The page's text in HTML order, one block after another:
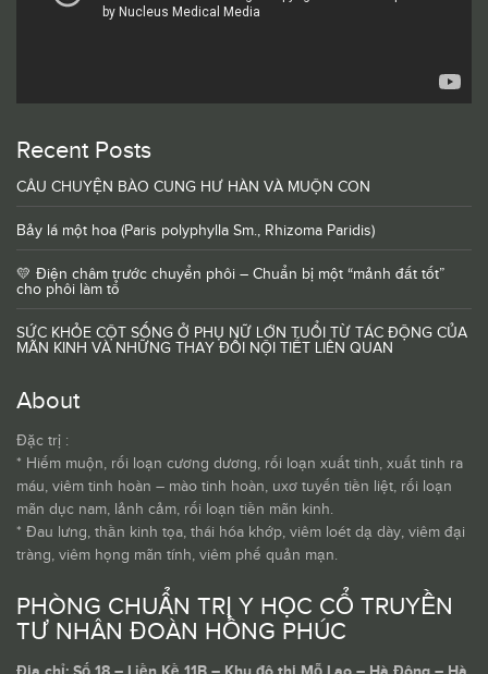
Recent Posts
CÂU CHUYỆN BÀO CUNG HƯ HÀN VÀ MUỘN CON
Bảy lá một hoa (Paris polyphylla Sm., Rhizoma Paridis)
💛 Điện châm trước chuyển phôi – Chuẩn bị một “mảnh đất tốt”
cho phôi làm tổ
SỨC KHỎE CỘT SỐNG Ở PHỤ NỮ LỚN TUỔI TỪ TÁC ĐỘNG CỦA
MÃN KINH VÀ NHỮNG THAY ĐỔI NỘI TIẾT LIÊN QUAN
About
Đặc trị :
* Hiếm muộn, rối loạn cương dương, rối loạn xuất tinh, xuất tinh ra
máu, viêm tinh hoàn – mào tinh hoàn, uxơ tuyến tiền liệt, rối loạn
mãn dục nam, lảnh cảm, rối loạn tiền mãn kinh.
* Đau lưng, thần kinh tọa, thái hóa khớp, viêm loét dạ dày, viêm đại
tràng, viêm họng mãn tính, viêm phế quản mạn.
PHÒNG CHUẨN TRỊ Y HỌC CỔ TRUYỀN
TƯ NHÂN ĐOÀN HỒNG PHÚC